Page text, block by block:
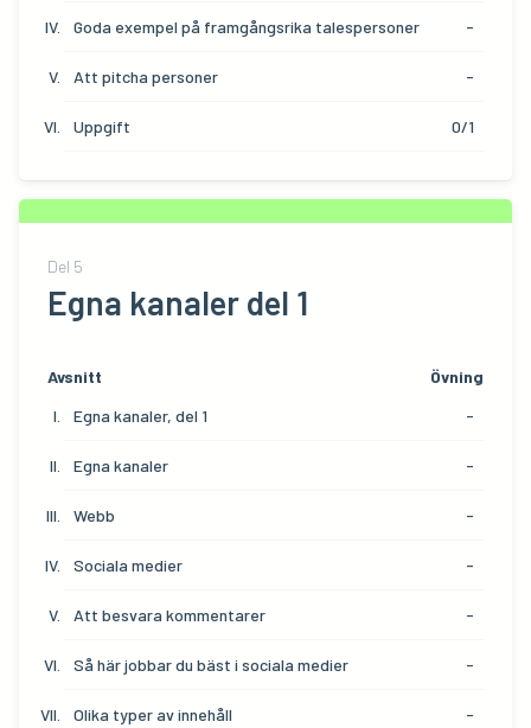
Goda exempel på framgångsrika talespersoner -
Att pitcha personer -
Uppgift 0/1
Del 5
Egna kanaler del 1
Avsnitt
Övning
Egna kanaler, del 1
-
Egna kanaler -
Webb -
Sociala medier -
Att besvara kommentarer -
Så här jobbar du bäst i sociala medier -
Olika typer av innehåll -